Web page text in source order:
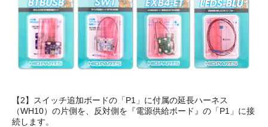
【2】スイッチ追加ボードの「P1」に付属の延長ハーネス
（WH10）の片側を、反対側を『電源供給ボード』の「P1」に接
続します。